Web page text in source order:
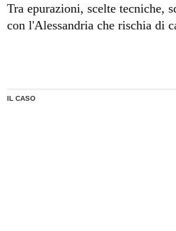
Tra epurazioni, scelte tecniche,
con l'Alessandria che rischia di
IL CASO